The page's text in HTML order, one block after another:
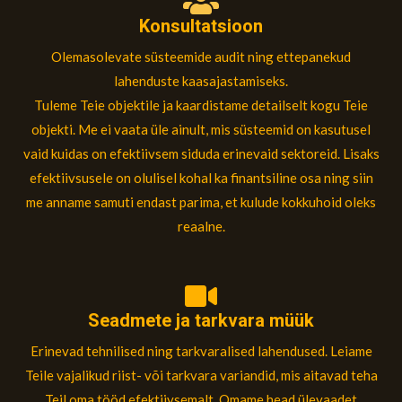
Konsultatsioon
Olemasolevate süsteemide audit ning ettepanekud
lahenduste kaasajastamiseks.
Tuleme Teie objektile ja kaardistame detailselt kogu Teie
objekti. Me ei vaata üle ainult, mis süsteemid on kasutusel
vaid kuidas on efektiivsem siduda erinevaid sektoreid. Lisaks
efektiivsusele on olulisel kohal ka finantsiline osa ning siin
me anname samuti endast parima, et kulude kokkuhoid oleks
reaalne.
Seadmete ja tarkvara müük
Erinevad tehnilised ning tarkvaralised lahendused. Leiame
Teile vajalikud riist- või tarkvara variandid, mis aitavad teha